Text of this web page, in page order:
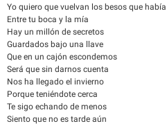
Yo quiero que vuelvan los besos que había
Entre tu boca y la mía
Hay un millón de secretos
Guardados bajo una llave
Que en un cajón escondemos
Será que sin darnos cuenta
Nos ha llegado el invierno
Porque teniéndote cerca
Te sigo echando de menos
Siento que no es tarde aún